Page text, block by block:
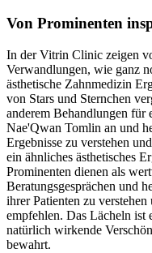
Von Prominenten
In der Vitrin Clinic zeigen
Verwandlungen, wie ganz
ästhetische Zahnmedizin
von Stars und Sternchen
anderem Behandlungen für
Nae'Qwan Tomlin an und
Ergebnisse zu verstehen
ein ähnliches ästhetisches
Prominenten dienen als
Beratungsgesprächen und
ihrer Patienten zu
empfehlen. Das Lächeln ist
natürlich wirkende
bewahrt.